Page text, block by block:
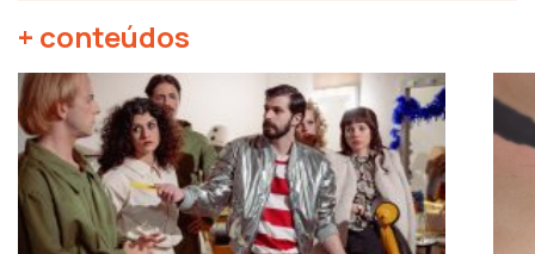
+ conteúdos